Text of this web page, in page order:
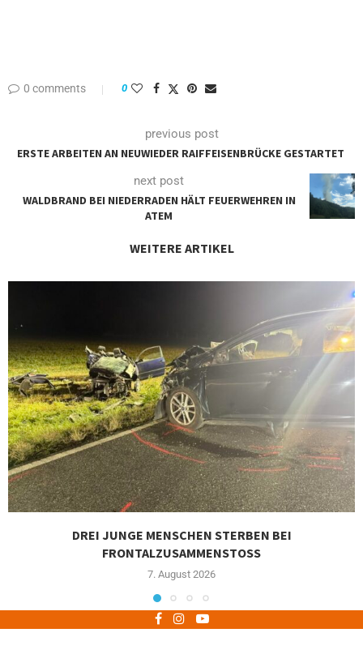
0 comments 0
previous post
ERSTE ARBEITEN AN NEUWIEDER RAIFFEISENBRÜCKE GESTARTET
next post
WALDBRAND BEI NIEDERRADEN HÄLT FEUERWEHREN IN
ATEM
WEITERE ARTIKEL
DREI JUNGE MENSCHEN STERBEN BEI
FRONTALZUSAMMENSTOSS
7. August 2026